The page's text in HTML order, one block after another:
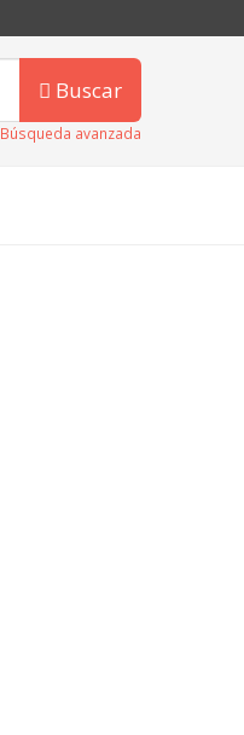
Buscar
Búsqueda avanzada